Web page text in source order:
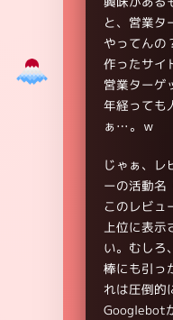
と、営業タ
やってんの
作ったサイ
営業ター
年経っても
ぁ…。ｗ
じゃぁ、レ
ーの活動名
このレビュ
上位に表示
い。むしろ
棒にも引っ
れは圧倒的
Googlebot